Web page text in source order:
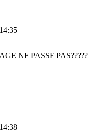
14:35
NE PASSE PAS?????
14:38